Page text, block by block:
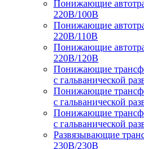
Понижающие
220В/100В
Понижающие
220В/110В
Понижающие
220В/120В
Понижающие
с гальванической
Понижающие
с гальванической
Понижающие
с гальванической
Развязывающие
230В/230В